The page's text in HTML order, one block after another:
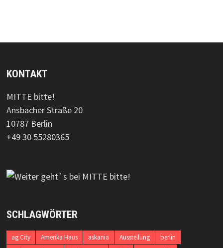
KONTAKT
MITTE bitte!
Ansbacher Straße 20
10787 Berlin
+49 30 55280365
SCHLAGWÖRTER
ag City Amerika Haus askania Ausstellung
berlin